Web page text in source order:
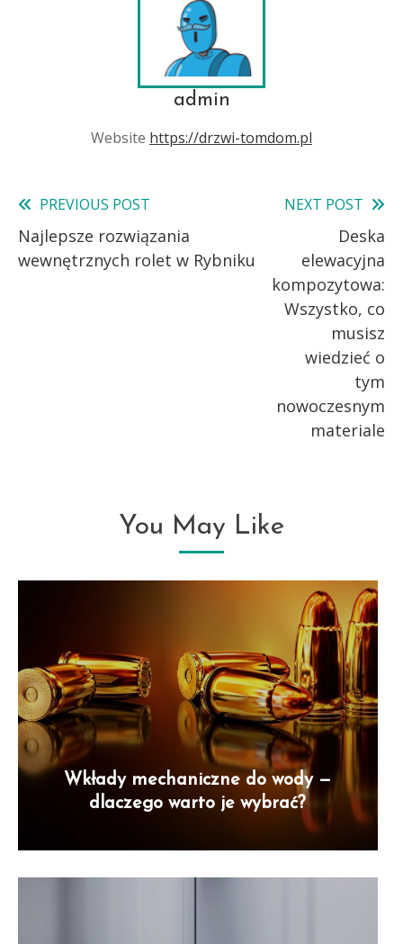
admin
Website https://drzwi-tomdom.pl
Read
more
PREVIOUS POST
Najlepsze rozwiązania
wewnętrznych rolet w Rybniku
NEXT POST
Deska
elewacyjna
kompozytowa:
Wszystko, co
musisz
wiedzieć o
tym
nowoczesnym
materiale
You May Like
Wkłady mechaniczne do wody —
dlaczego warto je wybrać?